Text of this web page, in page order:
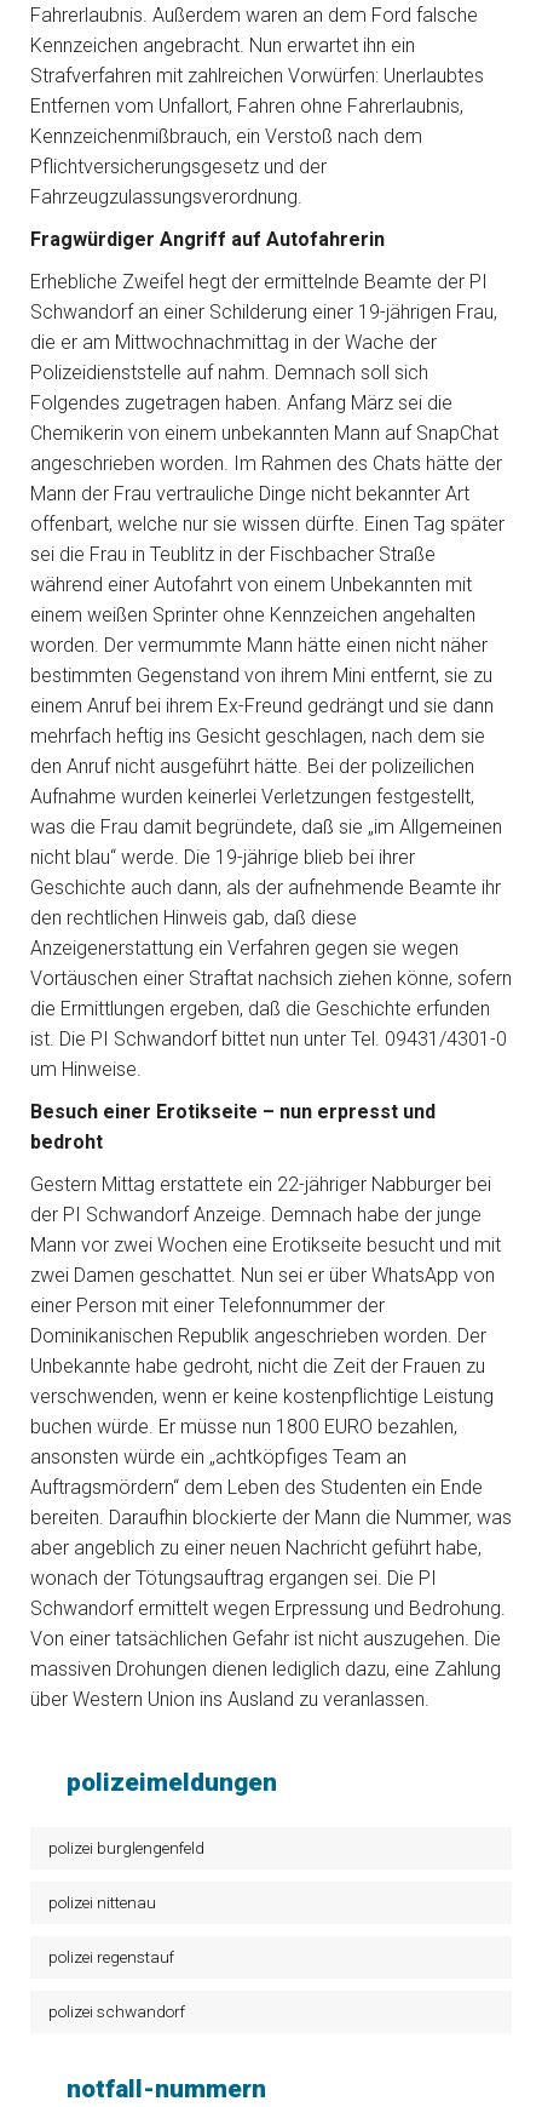
Fahrerlaubnis. Außerdem waren an dem Ford falsche
Kennzeichen angebracht. Nun erwartet ihn ein
Strafverfahren mit zahlreichen Vorwürfen: Unerlaubtes
Entfernen vom Unfallort, Fahren ohne Fahrerlaubnis,
Kennzeichenmißbrauch, ein Verstoß nach dem
Pflichtversicherungsgesetz und der
Fahrzeugzulassungsverordnung.
Fragwürdiger Angriff auf Autofahrerin
Erhebliche Zweifel hegt der ermittelnde Beamte der PI
Schwandorf an einer Schilderung einer 19-jährigen Frau,
die er am Mittwochnachmittag in der Wache der
Polizeidienststelle auf nahm. Demnach soll sich
Folgendes zugetragen haben. Anfang März sei die
Chemikerin von einem unbekannten Mann auf SnapChat
angeschrieben worden. Im Rahmen des Chats hätte der
Mann der Frau vertrauliche Dinge nicht bekannter Art
offenbart, welche nur sie wissen dürfte. Einen Tag später
sei die Frau in Teublitz in der Fischbacher Straße
während einer Autofahrt von einem Unbekannten mit
einem weißen Sprinter ohne Kennzeichen angehalten
worden. Der vermummte Mann hätte einen nicht näher
bestimmten Gegenstand von ihrem Mini entfernt, sie zu
einem Anruf bei ihrem Ex-Freund gedrängt und sie dann
mehrfach heftig ins Gesicht geschlagen, nach dem sie
den Anruf nicht ausgeführt hätte. Bei der polizeilichen
Aufnahme wurden keinerlei Verletzungen festgestellt,
was die Frau damit begründete, daß sie „im Allgemeinen
nicht blau“ werde. Die 19-jährige blieb bei ihrer
Geschichte auch dann, als der aufnehmende Beamte ihr
den rechtlichen Hinweis gab, daß diese
Anzeigenerstattung ein Verfahren gegen sie wegen
Vortäuschen einer Straftat nachsich ziehen könne, sofern
die Ermittlungen ergeben, daß die Geschichte erfunden
ist. Die PI Schwandorf bittet nun unter Tel. 09431/4301-0
um Hinweise.
Besuch einer Erotikseite – nun erpresst und
bedroht
Gestern Mittag erstattete ein 22-jähriger Nabburger bei
der PI Schwandorf Anzeige. Demnach habe der junge
Mann vor zwei Wochen eine Erotikseite besucht und mit
zwei Damen geschattet. Nun sei er über WhatsApp von
einer Person mit einer Telefonnummer der
Dominikanischen Republik angeschrieben worden. Der
Unbekannte habe gedroht, nicht die Zeit der Frauen zu
verschwenden, wenn er keine kostenpflichtige Leistung
buchen würde. Er müsse nun 1800 EURO bezahlen,
ansonsten würde ein „achtköpfiges Team an
Auftragsmördern“ dem Leben des Studenten ein Ende
bereiten. Daraufhin blockierte der Mann die Nummer, was
aber angeblich zu einer neuen Nachricht geführt habe,
wonach der Tötungsauftrag ergangen sei. Die PI
Schwandorf ermittelt wegen Erpressung und Bedrohung.
Von einer tatsächlichen Gefahr ist nicht auszugehen. Die
massiven Drohungen dienen lediglich dazu, eine Zahlung
über Western Union ins Ausland zu veranlassen.
polizeimeldungen
polizei burglengenfeld
polizei nittenau
polizei regenstauf
polizei schwandorf
notfall-nummern